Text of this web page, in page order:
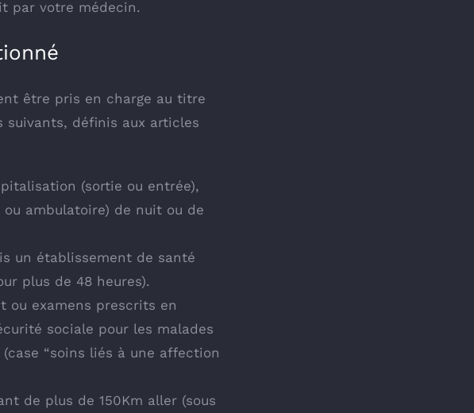
par votre médecin.
être pris en charge au titre
suivants, définis aux articles
(sortie ou entrée),
ambulatoire) de nuit ou de
un établissement de santé
plus de 48 heures).
ou examens prescrits en
sociale pour les malades
“soins liés à une affection
de plus de 150Km aller (sous